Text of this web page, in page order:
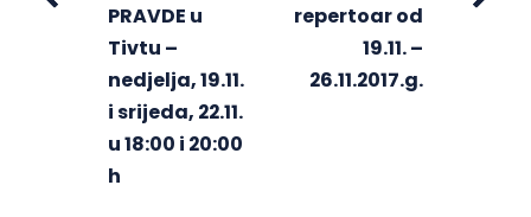
PRAVDE u
Tivtu –
nedjelja, 19.11.
i srijeda, 22.11.
u 18:00 i 20:00
h
repertoar od
19.11. –
26.11.2017.g.